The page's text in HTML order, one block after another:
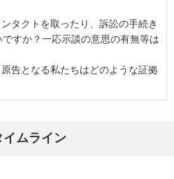
タクトを取ったり、訴訟の手続き
すか？一応示談の意思の有無等は
告となる私たちはどのような証拠
ムライン